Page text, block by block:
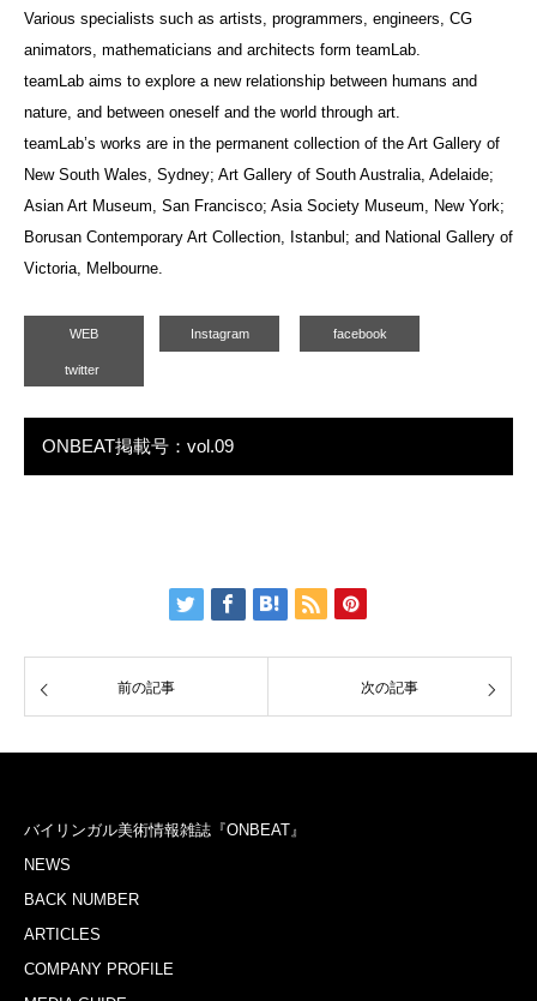
Various specialists such as artists, programmers, engineers, CG
animators, mathematicians and architects form teamLab.
teamLab aims to explore a new relationship between humans and
nature, and between oneself and the world through art.
teamLab’s works are in the permanent collection of the Art Gallery of
New South Wales, Sydney; Art Gallery of South Australia, Adelaide;
Asian Art Museum, San Francisco; Asia Society Museum, New York;
Borusan Contemporary Art Collection, Istanbul; and National Gallery of
Victoria, Melbourne.
WEB Instagram facebook
twitter
ONBEAT掲載号：vol.09
前の記事 次の記事
バイリンガル美術情報雑誌『ONBEAT』
NEWS
BACK NUMBER
ARTICLES
COMPANY PROFILE